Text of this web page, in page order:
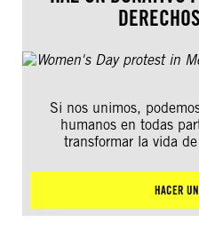
Si nos unimos,
humanos en todas
transformar la vida
HACER